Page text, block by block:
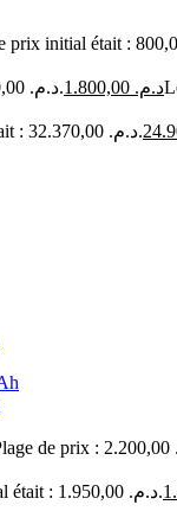
Le prix initial était : د.م. 2.100,00. د.م.
Le prix initial était : د.م. 32.370,00.
Le prix initial était : د.م. 1.950,00.